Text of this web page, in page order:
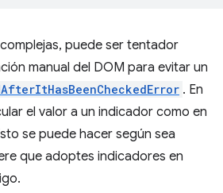
puede ser tentador
manual del DOM para evitar un
. En
el valor a un indicador como en
se puede hacer según sea
que adoptes indicadores en